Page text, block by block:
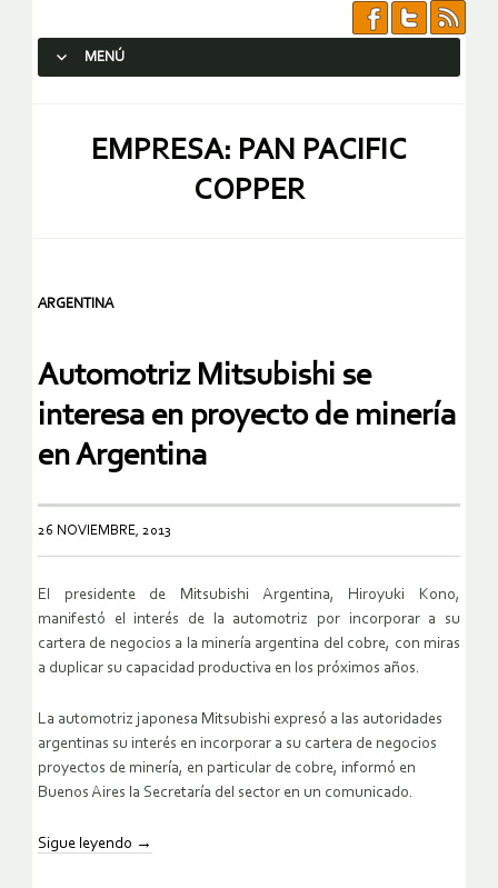
MENÚ
EMPRESA: PAN PACIFIC
COPPER
ARGENTINA
Automotriz Mitsubishi se
interesa en proyecto de minería
en Argentina
26 NOVIEMBRE, 2013
El presidente de Mitsubishi Argentina, Hiroyuki Kono,
manifestó el interés de la automotriz por incorporar a su
cartera de negocios a la minería argentina del cobre, con miras
a duplicar su capacidad productiva en los próximos años.
La automotriz japonesa Mitsubishi expresó a las autoridades
argentinas su interés en incorporar a su cartera de negocios
proyectos de minería, en particular de cobre, informó en
Buenos Aires la Secretaría del sector en un comunicado.
Sigue leyendo →